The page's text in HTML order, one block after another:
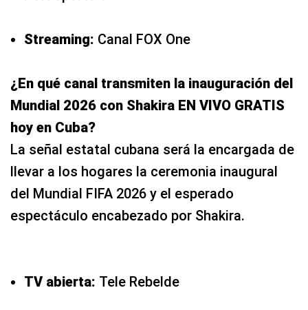
Streaming: Canal FOX One
¿En qué canal transmiten la inauguración del
Mundial 2026 con Shakira EN VIVO GRATIS
hoy en Cuba?
La señal estatal cubana será la encargada de
llevar a los hogares la ceremonia inaugural
del Mundial FIFA 2026 y el esperado
espectáculo encabezado por Shakira.
TV abierta: Tele Rebelde